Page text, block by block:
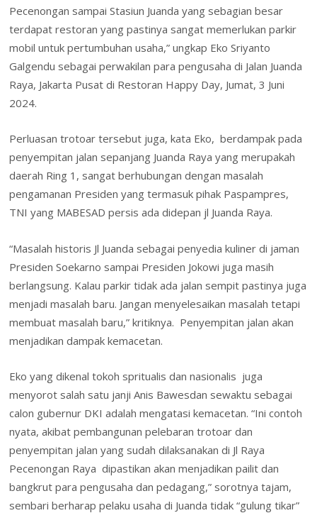
Pecenongan sampai Stasiun Juanda yang sebagian besar
terdapat restoran yang pastinya sangat memerlukan parkir
mobil untuk pertumbuhan usaha,” ungkap Eko Sriyanto
Galgendu sebagai perwakilan para pengusaha di Jalan Juanda
Raya, Jakarta Pusat di Restoran Happy Day, Jumat, 3 Juni
2024.
Perluasan trotoar tersebut juga, kata Eko, berdampak pada
penyempitan jalan sepanjang Juanda Raya yang merupakah
daerah Ring 1, sangat berhubungan dengan masalah
pengamanan Presiden yang termasuk pihak Paspampres,
TNI yang MABESAD persis ada didepan jl Juanda Raya.
“Masalah historis Jl Juanda sebagai penyedia kuliner di jaman
Presiden Soekarno sampai Presiden Jokowi juga masih
berlangsung. Kalau parkir tidak ada jalan sempit pastinya juga
menjadi masalah baru. Jangan menyelesaikan masalah tetapi
membuat masalah baru,” kritiknya. Penyempitan jalan akan
menjadikan dampak kemacetan.
Eko yang dikenal tokoh spritualis dan nasionalis juga
menyorot salah satu janji Anis Bawesdan sewaktu sebagai
calon gubernur DKI adalah mengatasi kemacetan. “Ini contoh
nyata, akibat pembangunan pelebaran trotoar dan
penyempitan jalan yang sudah dilaksanakan di Jl Raya
Pecenongan Raya dipastikan akan menjadikan pailit dan
bangkrut para pengusaha dan pedagang,” sorotnya tajam,
sembari berharap pelaku usaha di Juanda tidak “gulung tikar”